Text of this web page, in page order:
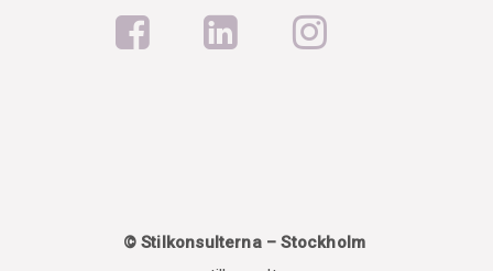
© Stilkonsulterna – Stockholm